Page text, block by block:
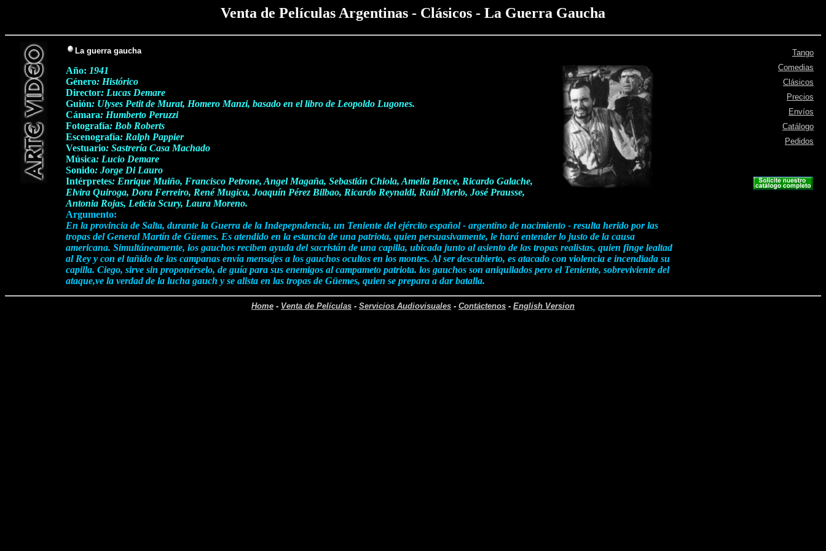
Venta de Películas Argentinas - Clásicos - La Guerra Gaucha
La guerra gaucha
Año: 1941
Género: Histórico
Director: Lucas Demare
Guión: Ulyses Petit de Murat, Homero Manzi, basado en el libro de Leopoldo Lugones.
Cámara: Humberto Peruzzi
Fotografía: Bob Roberts
Escenografía: Ralph Pappier
Vestuario: Sastrería Casa Machado
Música: Lucio Demare
Sonido: Jorge Di Lauro
Intérpretes: Enrique Muiño, Francisco Petrone, Angel Magaña, Sebastián Chiola, Amelia Bence, Ricardo Galache,
Elvira Quiroga, Dora Ferreiro, René Mugica, Joaquín Pérez Bilbao, Ricardo Reynaldi, Raúl Merlo, José Prausse,
Antonia Rojas, Leticia Scury, Laura Moreno.
Argumento:
En la provincia de Salta, durante la Guerra de la Indepepndencia, un Teniente del ejército español - argentino de nacimiento - resulta herido por las
tropas del General Martín de Güemes. Es atendido en la estancia de una patriota, quien persuasivamente, le hará entender lo justo de la causa
americana. Simultáneamente, los gauchos reciben ayuda del sacristán de una capilla, ubicada junto al asiento de las tropas realistas, quien finge lealtad
al Rey y con el tañido de las campanas envía mensajes a los gauchos ocultos en los montes. Al ser descubierto, es atacado con violencia e incendiada su
capilla. Ciego, sirve sin proponérselo, de guía para sus enemigos al campameto patriota. los gauchos son aniquilados pero el Teniente, sobreviviente del
ataque,ve la verdad de la lucha gauch y se alista en las tropas de Güemes, quien se prepara a dar batalla.
Tango
Comedias
Clásicos
Precios
Envíos
Catálogo
Pedidos
Home - Venta de Películas - Servicios Audiovisuales - Contáctenos - English Version